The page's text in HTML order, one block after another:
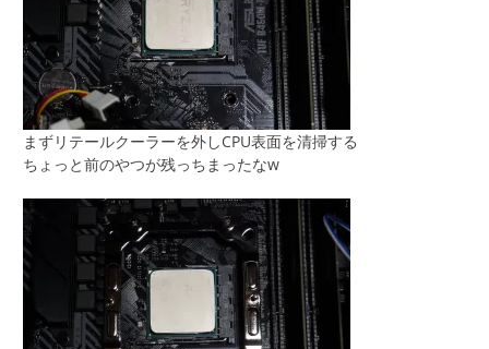
まずリテールクーラーを外しCPU表面を清掃する
ちょっと前のやつが残っちまったなw